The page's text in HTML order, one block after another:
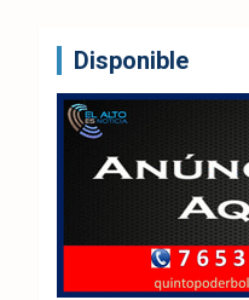
Disponible